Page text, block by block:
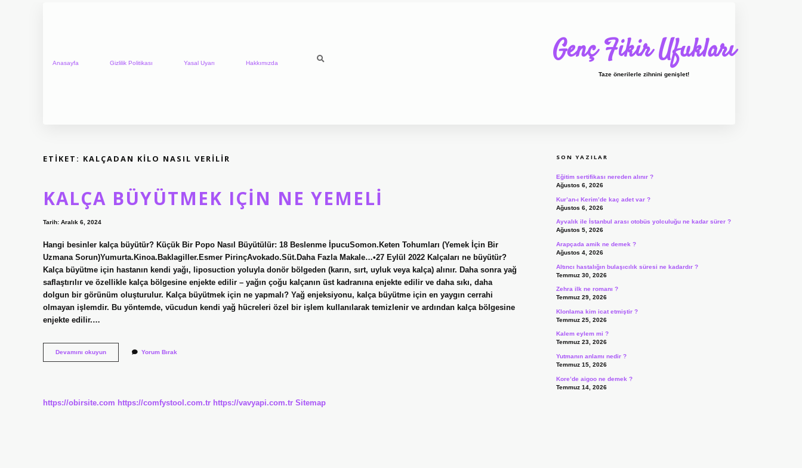
Anasayfa Gizlilik Politikası Yasal Uyarı Hakkımızda Genç Fikir Ufukları
Taze önerilerle zihnini genişlet!
ETIKET: KALÇADAN KILO NASIL VERILIR
KALÇA BÜYÜTMEK IÇIN NE YEMELI
Tarih: Aralık 6, 2024
Hangi besinler kalça büyütür? Küçük Bir Popo Nasıl Büyütülür: 18 Beslenme İpucuSomon.Keten Tohumları (Yemek İçin Bir
Uzmana Sorun)Yumurta.Kinoa.Baklagiller.Esmer PirinçAvokado.Süt.Daha Fazla Makale…•27 Eylül 2022 Kalçaları ne büyütür?
Kalça büyütme için hastanın kendi yağı, liposuction yoluyla donör bölgeden (karın, sırt, uyluk veya kalça) alınır. Daha sonra yağ
saflaştırılır ve özellikle kalça bölgesine enjekte edilir – yağın çoğu kalçanın üst kadranına enjekte edilir ve daha sıkı, daha
dolgun bir görünüm oluşturulur. Kalça büyütmek için ne yapmalı? Yağ enjeksiyonu, kalça büyütme için en yaygın cerrahi
olmayan işlemdir. Bu yöntemde, vücudun kendi yağ hücreleri özel bir işlem kullanılarak temizlenir ve ardından kalça bölgesine
enjekte edilir.…
Devamını okuyunKalça
Büyütmek
Yorum Bırak
https://obirsite.com https://comfystool.com.tr https://vavyapi.com.tr Sitemap
SON YAZILAR
Eğitim sertifikası nereden alınır ?
Ağustos 6, 2026
Kur’an-ı Kerim’de kaç adet var ?
Ağustos 6, 2026
Ayvalık ile İstanbul arası otobüs yolculuğu ne kadar sürer ?
Ağustos 5, 2026
Arapçada amik ne demek ?
Ağustos 4, 2026
Altıncı hastalığın bulaşıcılık süresi ne kadardır ?
Temmuz 30, 2026
Zehra ilk ne romanı ?
Temmuz 29, 2026
Klonlama kim icat etmiştir ?
Temmuz 25, 2026
Kalem eylem mi ?
Temmuz 23, 2026
Yutmanın anlamı nedir ?
Temmuz 15, 2026
Kore’de aigoo ne demek ?
Temmuz 14, 2026